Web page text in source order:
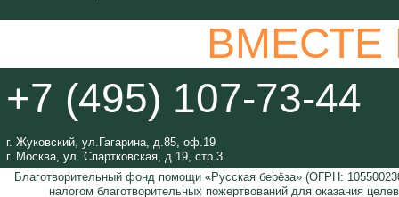
+7 (495) 107-73-44
г. Жуковский, ул.Гагарина, д.85, оф.19
г. Москва, ул. Спартковская, д.19, стр.3
Благотворительный фонд помощи «Русская берёза» (ОГРН:
налогом благотворительных пожертвований для оказания